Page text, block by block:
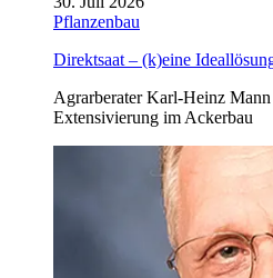
Pflanzenbau
Direktsaat – (k)eine
Agrarberater Karl-Heinz
Extensivierung im Ackerbau